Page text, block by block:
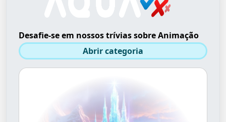
Desafie-se em nossos trívias sobre Animação
Abrir categoria